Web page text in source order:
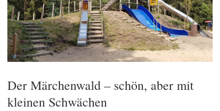
Der Märchenwald – schön, aber mit
kleinen Schwächen